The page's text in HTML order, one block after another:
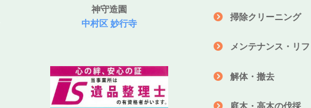
神守造園
中村区 妙行寺
掃除クリーニング
メンテナンス・リ
解体・撤去
庭木・高木の伐採